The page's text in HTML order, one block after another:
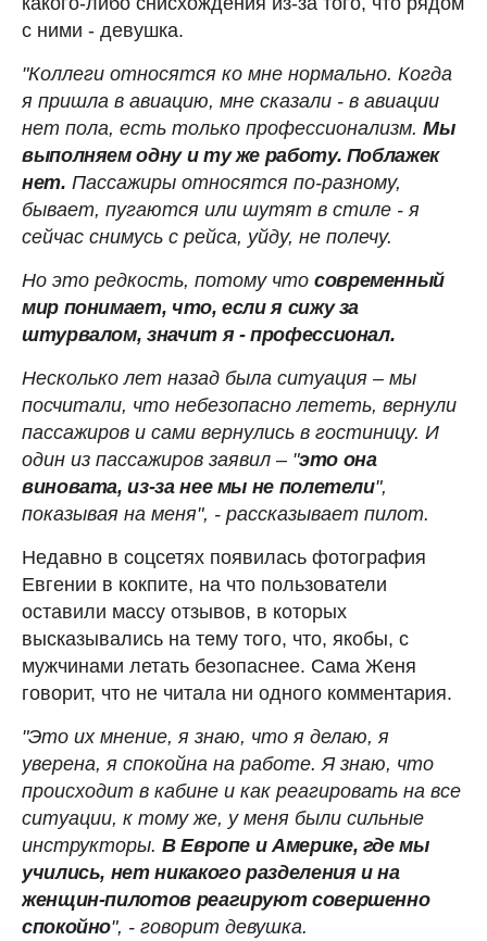
с ними - девушка.
"Коллеги относятся ко мне нормально. Когда
я пришла в авиацию, мне сказали - в авиации
нет пола, есть только профессионализм. Мы
выполняем одну и ту же работу. Поблажек
нет. Пассажиры относятся по-разному,
бывает, пугаются или шутят в стиле - я
сейчас снимусь с рейса, уйду, не полечу.
Но это редкость, потому что современный
мир понимает, что, если я сижу за
штурвалом, значит я - профессионал.
Несколько лет назад была ситуация – мы
посчитали, что небезопасно лететь, вернули
пассажиров и сами вернулись в гостиницу. И
один из пассажиров заявил – "это она
виновата, из-за нее мы не полетели",
показывая на меня", - рассказывает пилот.
Недавно в соцсетях появилась фотография
Евгении в кокпите, на что пользователи
оставили массу отзывов, в которых
высказывались на тему того, что, якобы, с
мужчинами летать безопаснее. Сама Женя
говорит, что не читала ни одного комментария.
"Это их мнение, я знаю, что я делаю, я
уверена, я спокойна на работе. Я знаю, что
происходит в кабине и как реагировать на все
ситуации, к тому же, у меня были сильные
инструкторы. В Европе и Америке, где мы
учились, нет никакого разделения и на
женщин-пилотов реагируют совершенно
спокойно", - говорит девушка.